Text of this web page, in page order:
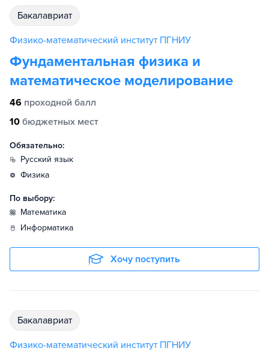
бакалавриат
Физико-математический институт ПГНИУ
Фундаментальная физика и
математическое моделирование
46 проходной балл
10 бюджетных мест
Обязательно:
русский язык
физика
По выбору:
математика
информатика
Хочу поступить
бакалавриат
Физико-математический институт ПГНИУ